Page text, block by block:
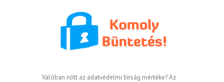
Valóban nőtt az adatvédelmi bírság mértéke? Az